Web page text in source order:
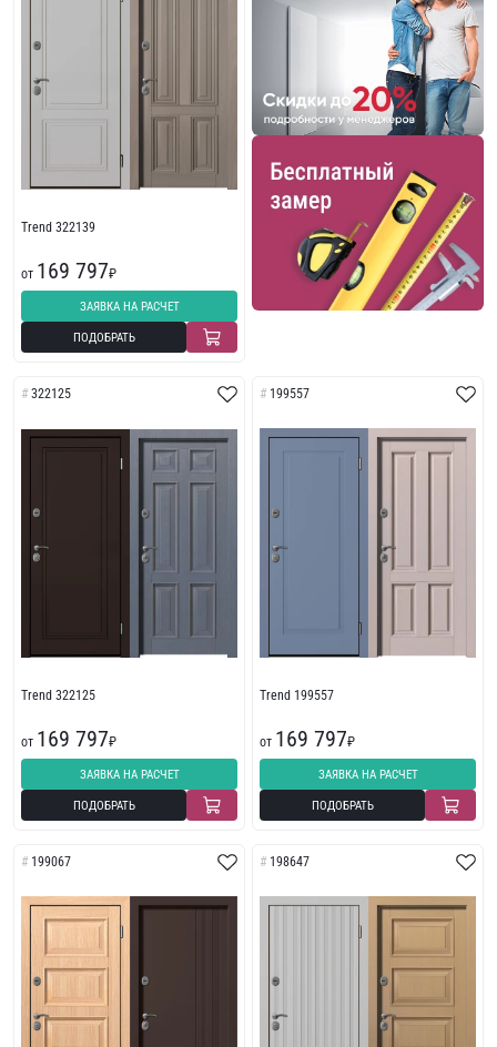
Trend 322139
от 169 797₽
ЗАЯВКА НА РАСЧЕТ
ПОДОБРАТЬ
322125
Trend 322125
от 169 797₽
ЗАЯВКА НА РАСЧЕТ
ПОДОБРАТЬ
199557
Trend 199557
от 169 797₽
ЗАЯВКА НА РАСЧЕТ
ПОДОБРАТЬ
199067 198647